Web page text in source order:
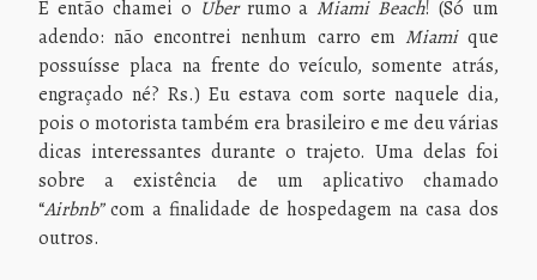
E então chamei o Uberrumo a Miami Beach! (Só um
adendo: não encontrei nenhum carro em Miamique
possuísse placa na frente do veículo, somente atrás,
engraçado né? Rs.) Eu estava com sorte naquele dia,
pois o motorista também era brasileiro e me deu várias
dicas interessantes durante o trajeto. Uma delas foi
sobre a existência de um aplicativo chamado
“Airbnb”com a finalidade de hospedagem na casa dos
outros.